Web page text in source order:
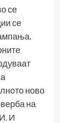
се
се
ново
на
И